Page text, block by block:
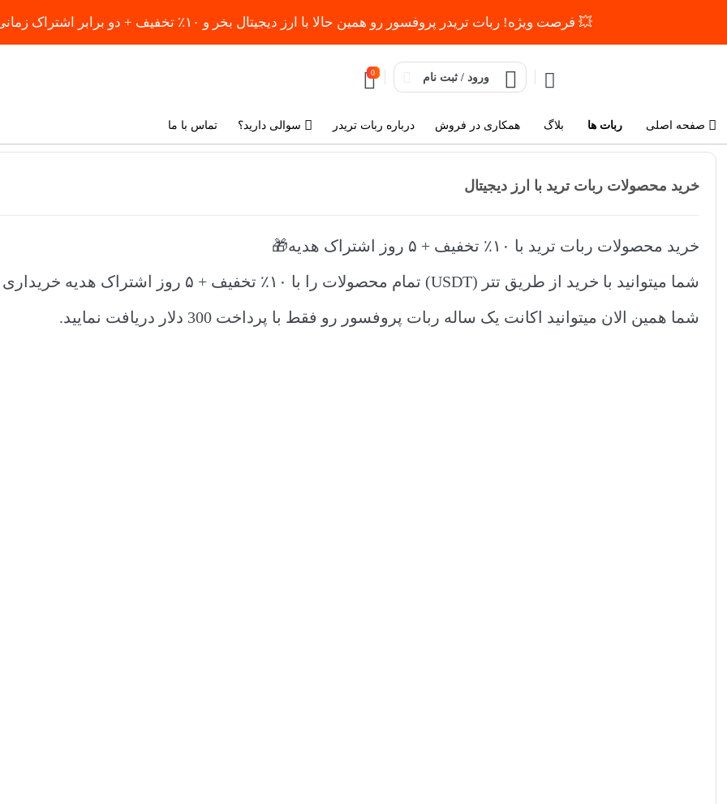
💥 فرصت ویژه! ربات تریدر پروفسور رو همین حالا با ارز دیجیتال بخر و ۱۰٪ تخفیف + دو برابر اشتراک زمانی رایگان هدیه بگیرید!
ورود / ثبت نام 0
صفحه اصلی ربات ها بلاگ همکاری در فروش درباره ربات تریدر سوالی دارید؟ تماس با ما
خرید محصولات ربات ترید با ارز دیجیتال
خرید محصولات ربات ترید با ۱۰٪ تخفیف + ۵ روز اشتراک هدیه🎁
شما میتوانید با خرید از طریق تتر (USDT) تمام محصولات را با ۱۰٪ تخفیف + ۵ روز اشتراک هدیه خریداری کنید.
شما همین الان میتوانید اکانت یک ساله ربات پروفسور رو فقط با پرداخت 300 دلار دریافت نمایید.